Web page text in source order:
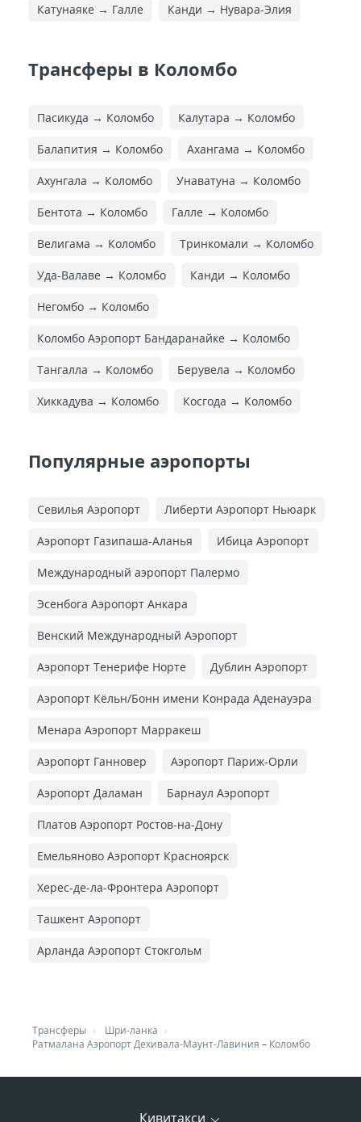
Катунаяке → Галле Канди → Нувара-Элия
Трансферы в Коломбо
Пасикуда → Коломбо Калутара → Коломбо
Балапития → Коломбо Ахангама → Коломбо
Ахунгала → Коломбо Унаватуна → Коломбо
Бентота → Коломбо Галле → Коломбо
Велигама → Коломбо Тринкомали → Коломбо
Уда-Валаве → Коломбо Канди → Коломбо
Негомбо → Коломбо
Коломбо Аэропорт Бандаранайке → Коломбо
Тангалла → Коломбо Берувела → Коломбо
Хиккадува → Коломбо Косгода → Коломбо
Популярные аэропорты
Севилья Аэропорт Либерти Аэропорт Ньюарк
Аэропорт Газипаша-Аланья Ибица Аэропорт
Международный аэропорт Палермо
Эсенбога Аэропорт Анкара
Венский Международный Аэропорт
Аэропорт Тенерифе Норте Дублин Аэропорт
Аэропорт Кёльн/Бонн имени Конрада Аденауэра
Менара Аэропорт Марракеш
Аэропорт Ганновер Аэропорт Париж-Орли
Аэропорт Даламан Барнаул Аэропорт
Платов Аэропорт Ростов-на-Дону
Емельяново Аэропорт Красноярск
Херес-де-ла-Фронтера Аэропорт
Ташкент Аэропорт
Арланда Аэропорт Стокгольм
Трансферы
Шри-ланка
Ратмалана Аэропорт Дехивала-Маунт-Лавиния – Коломбо
Кивитакси